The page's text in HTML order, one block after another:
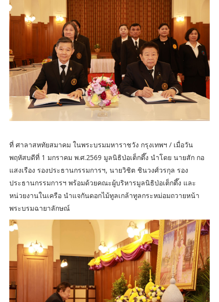
ที่ ศาลาสหทัยสมาคม ในพระบรมมหาราชวัง กรุงเทพฯ / เมื่อวัน
พฤหัสบดีที่ 1 มกราคม พ.ศ.2569 มูลนิธิป่อเต็กตึ๊ง นำโดย นายสัก กอ
แสงเรือง รองประธานกรรมการฯ, นายวิชิต ชินวงศ์วรกุล รอง
ประธานกรรมการฯ พร้อมด้วยคณะผู้บริหารมูลนิธิป่อเต็กตึ๊ง และ
หน่วยงานในเครือ นำแจกันดอกไม้ทูลเกล้าทูลกระหม่อมถวายหน้า
พระบรมฉายาลักษณ์